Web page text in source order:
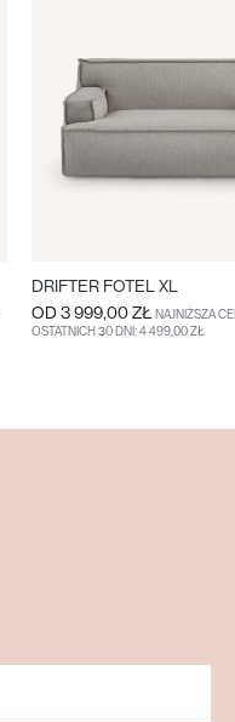
DRIFTER FOTEL XL
OD 3 999,00 ZŁ NAJNIŻSZA
OSTATNICH 30 DNI: 4 499,00 ZŁ